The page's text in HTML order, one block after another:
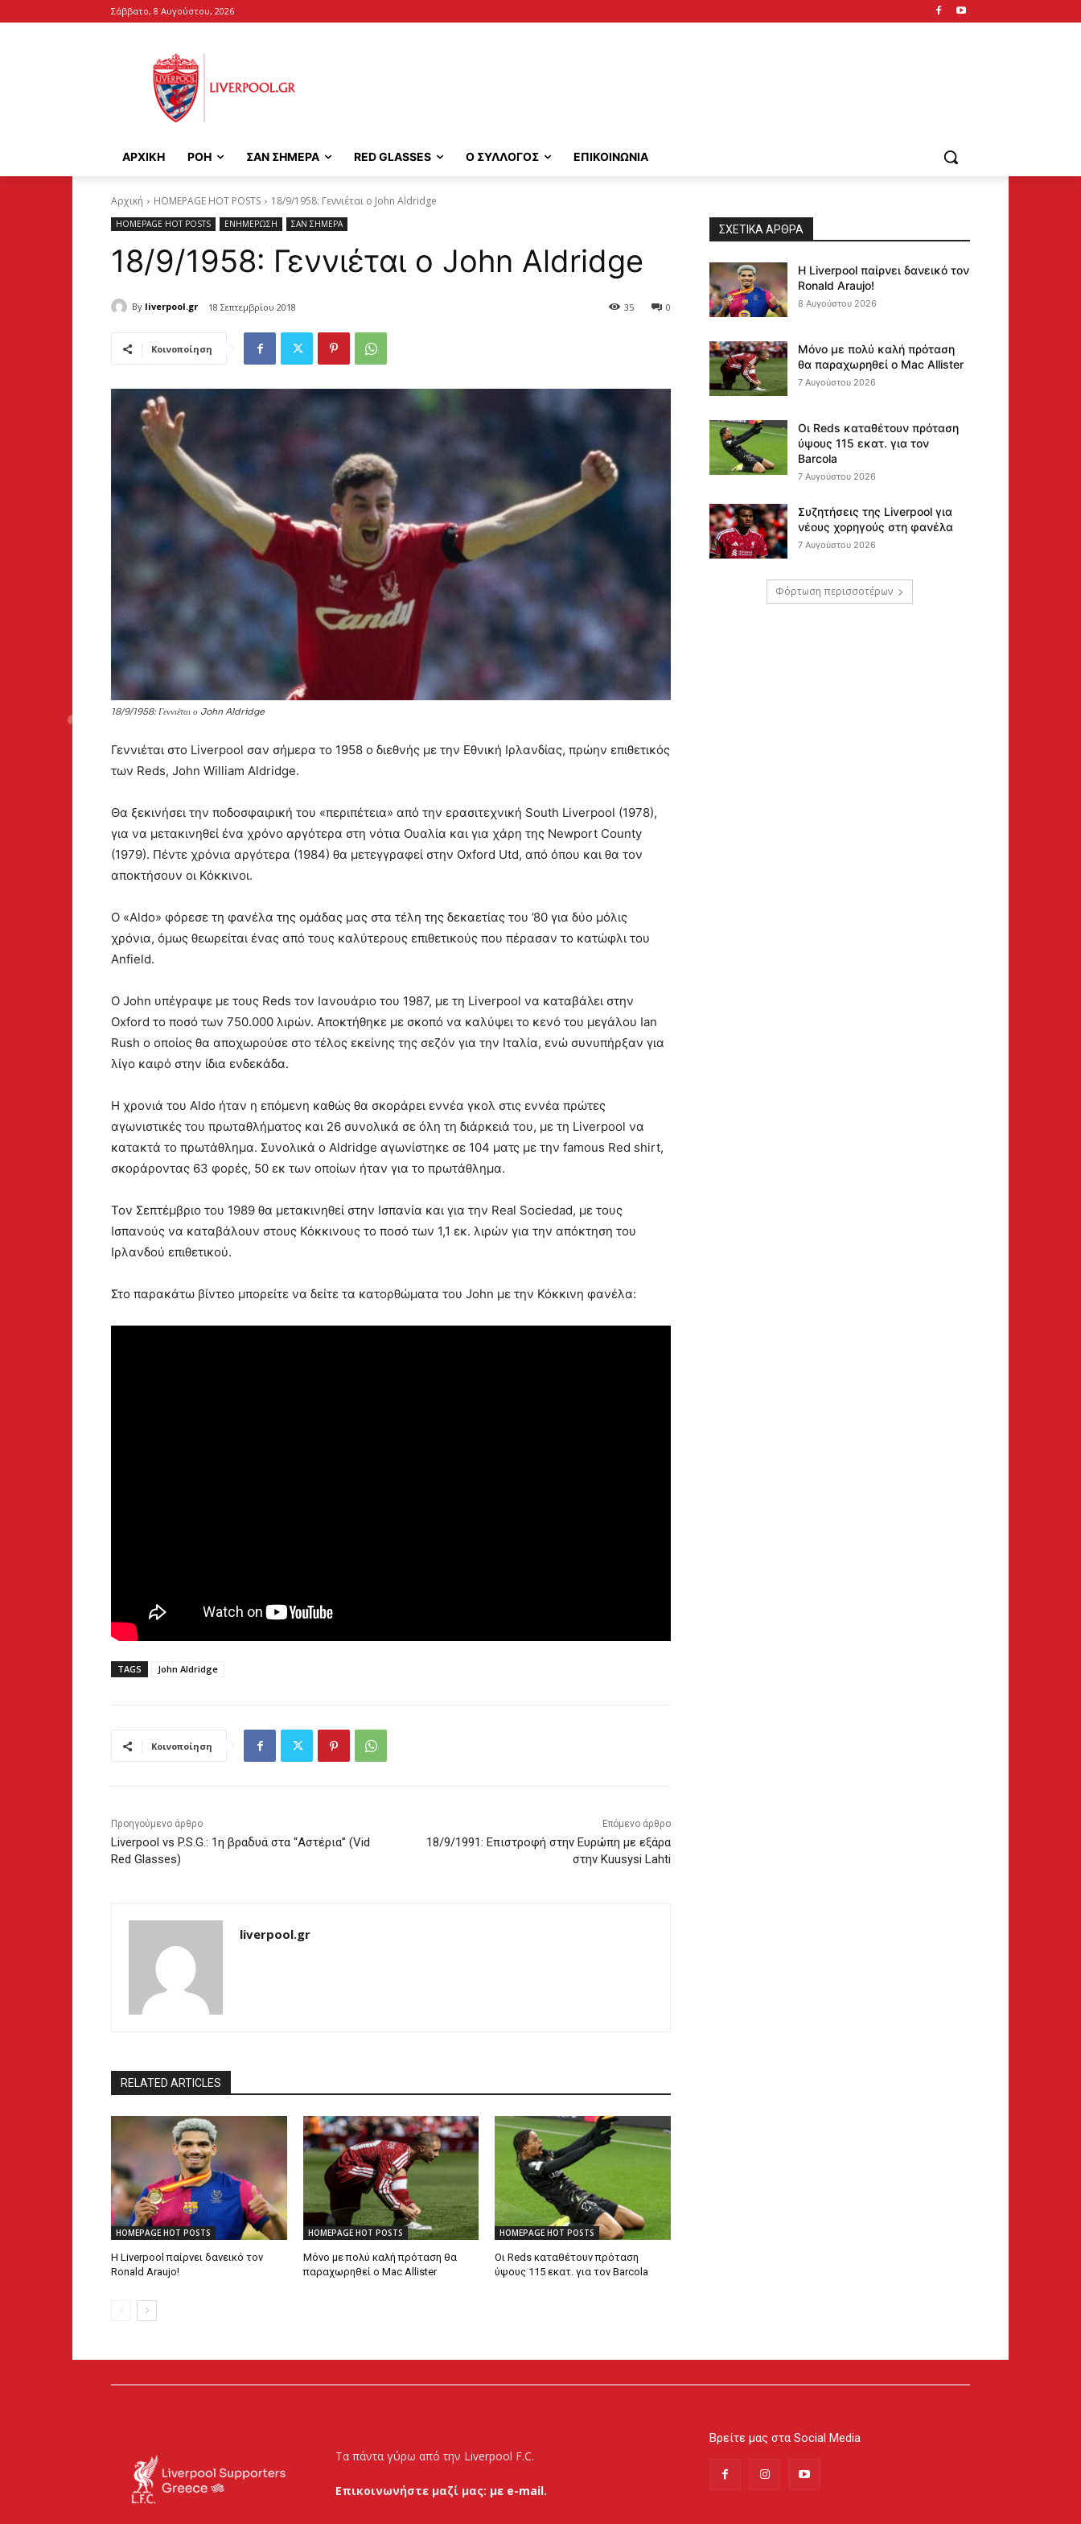
Σάββατο, 8 Αυγούστου, 2026
ΑΡΧΙΚΉ ΡΟΗ ΣΑΝ ΣΗΜΕΡΑ RED GLASSES Ο ΣΥΛΛΟΓΟΣ ΕΠΙΚΟΙΝΩΝΙΑ
Αρχική HOMEPAGE HOT POSTS 18/9/1958: Γεννιέται ο John Aldridge
HOMEPAGE HOT POSTS ΕΝΗΜΕΡΩΣΗ ΣΑΝ ΣΗΜΕΡΑ
18/9/1958: Γεννιέται ο John Aldridge
By liverpool.gr 18 Σεπτεμβρίου 2018 0
35
Κοινοποίηση
18/9/1958: Γεννιέται ο John Aldridge
Γεννιέται στο Liverpool σαν σήμερα το 1958 ο διεθνής με την Εθνική Ιρλανδίας, πρώην επιθετικός
των Reds, John William Aldridge.
Θα ξεκινήσει την ποδοσφαιρική του «περιπέτεια» από την ερασιτεχνική South Liverpool (1978),
για να μετακινηθεί ένα χρόνο αργότερα στη νότια Ουαλία και για χάρη της Newport County
(1979). Πέντε χρόνια αργότερα (1984) θα μετεγγραφεί στην Oxford Utd, από όπου και θα τον
αποκτήσουν οι Κόκκινοι.
Ο «Aldo» φόρεσε τη φανέλα της ομάδας μας στα τέλη της δεκαετίας του ’80 για δύο μόλις
χρόνια, όμως θεωρείται ένας από τους καλύτερους επιθετικούς που πέρασαν το κατώφλι του
Anfield.
Ο John υπέγραψε με τους Reds τον Ιανουάριο του 1987, με τη Liverpool να καταβάλει στην
Oxford το ποσό των 750.000 λιρών. Αποκτήθηκε με σκοπό να καλύψει το κενό του μεγάλου Ian
Rush ο οποίος θα αποχωρούσε στο τέλος εκείνης της σεζόν για την Ιταλία, ενώ συνυπήρξαν για
λίγο καιρό στην ίδια ενδεκάδα.
Η χρονιά του Aldo ήταν η επόμενη καθώς θα σκοράρει εννέα γκολ στις εννέα πρώτες
αγωνιστικές του πρωταθλήματος και 26 συνολικά σε όλη τη διάρκειά του, με τη Liverpool να
κατακτά το πρωτάθλημα. Συνολικά ο Aldridge αγωνίστηκε σε 104 ματς με την famous Red shirt,
σκοράροντας 63 φορές, 50 εκ των οποίων ήταν για το πρωτάθλημα.
Τον Σεπτέμβριο του 1989 θα μετακινηθεί στην Ισπανία και για την Real Sociedad, με τους
Ισπανούς να καταβάλουν στους Κόκκινους το ποσό των 1,1 εκ. λιρών για την απόκτηση του
Ιρλανδού επιθετικού.
Στο παρακάτω βίντεο μπορείτε να δείτε τα κατορθώματα του John με την Κόκκινη φανέλα:
TAGS John Aldridge
Κοινοποίηση
Προηγούμενο άρθρο
Liverpool vs P.S.G.: 1η βραδυά στα “Αστέρια” (Vid
Red Glasses)
Επόμενο άρθρο
18/9/1991: Επιστροφή στην Ευρώπη με εξάρα
στην Kuusysi Lahti
liverpool.gr
RELATED ARTICLES
HOMEPAGE HOT POSTS
Η Liverpool παίρνει δανεικό τον
Ronald Araujo!
HOMEPAGE HOT POSTS
Μόνο με πολύ καλή πρόταση θα
παραχωρηθεί ο Mac Allister
HOMEPAGE HOT POSTS
Οι Reds καταθέτουν πρόταση
ύψους 115 εκατ. για τον Barcola
ΣΧΕΤΙΚΆ ΆΡΘΡΑ
Η Liverpool παίρνει δανεικό τον
Ronald Araujo!
8 Αυγούστου 2026
Μόνο με πολύ καλή πρόταση
θα παραχωρηθεί ο Mac Allister
7 Αυγούστου 2026
Οι Reds καταθέτουν πρόταση
ύψους 115 εκατ. για τον
Barcola
7 Αυγούστου 2026
Συζητήσεις της Liverpool για
νέους χορηγούς στη φανέλα
7 Αυγούστου 2026
Φόρτωση περισσοτέρων
Τα πάντα γύρω από την Liverpool F.C.
Επικοινωνήστε μαζί μας: με e-mail.
Βρείτε μας στα Social Media